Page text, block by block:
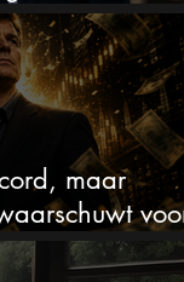
maar
voor